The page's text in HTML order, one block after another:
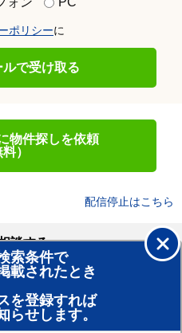
ポリシーに
ルで受け取る
物件探しを依頼
料）
配信停止はこちら
索条件で
載されたとき
を登録すれば
らせします。
談する